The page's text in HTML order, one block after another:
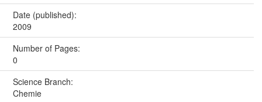
Date (published):
2009
Number of Pages:
0
Science Branch:
Chemie